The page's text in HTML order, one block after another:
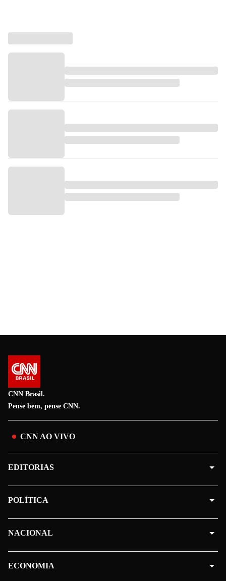
CNN Brasil.
Pense bem, pense CNN.
CNN AO VIVO
EDITORIAS
POLÍTICA
NACIONAL
ECONOMIA